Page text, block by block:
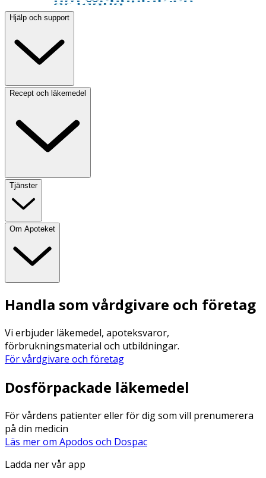
Hjälp och support
Recept och läkemedel
Tjänster
Om Apoteket
Handla som vårdgivare och företag
Vi erbjuder läkemedel, apoteksvaror,
förbrukningsmaterial och utbildningar.
För vårdgivare och företag
Dosförpackade läkemedel
För vårdens patienter eller för dig som vill prenumerera
på din medicin
Läs mer om Apodos och Dospac
Ladda ner vår app